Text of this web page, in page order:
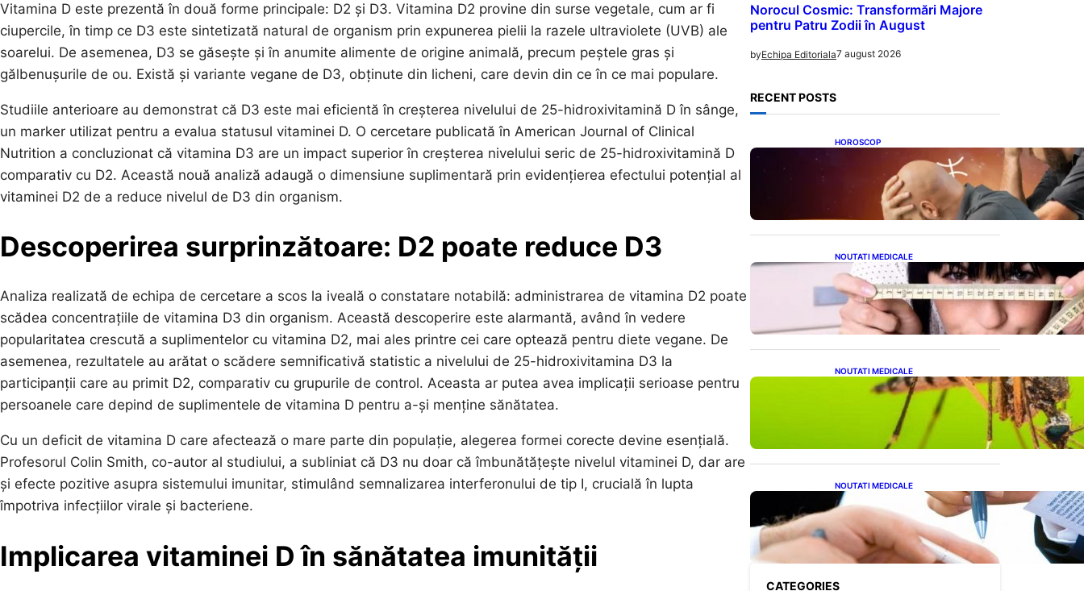
Vitamina D este prezentă în două forme principale: D2 și D3. Vitamina D2 provine din surse vegetale, cum ar fi
ciupercile, în timp ce D3 este sintetizată natural de organism prin expunerea pielii la razele ultraviolete (UVB) ale
soarelui. De asemenea, D3 se găsește și în anumite alimente de origine animală, precum peștele gras și
gălbenușurile de ou. Există și variante vegane de D3, obținute din licheni, care devin din ce în ce mai populare.
Studiile anterioare au demonstrat că D3 este mai eficientă în creșterea nivelului de 25-hidroxivitamină D în sânge,
un marker utilizat pentru a evalua statusul vitaminei D. O cercetare publicată în American Journal of Clinical
Nutrition a concluzionat că vitamina D3 are un impact superior în creșterea nivelului seric de 25-hidroxivitamină D
comparativ cu D2. Această nouă analiză adaugă o dimensiune suplimentară prin evidențierea efectului potențial al
vitaminei D2 de a reduce nivelul de D3 din organism.
Descoperirea surprinzătoare: D2 poate reduce D3
Analiza realizată de echipa de cercetare a scos la iveală o constatare notabilă: administrarea de vitamina D2 poate
scădea concentrațiile de vitamina D3 din organism. Această descoperire este alarmantă, având în vedere
popularitatea crescută a suplimentelor cu vitamina D2, mai ales printre cei care optează pentru diete vegane. De
asemenea, rezultatele au arătat o scădere semnificativă statistic a nivelului de 25-hidroxivitamina D3 la
participanții care au primit D2, comparativ cu grupurile de control. Aceasta ar putea avea implicații serioase pentru
persoanele care depind de suplimentele de vitamina D pentru a-și menține sănătatea.
Cu un deficit de vitamina D care afectează o mare parte din populație, alegerea formei corecte devine esențială.
Profesorul Colin Smith, co-autor al studiului, a subliniat că D3 nu doar că îmbunătățește nivelul vitaminei D, dar are
și efecte pozitive asupra sistemului imunitar, stimulând semnalizarea interferonului de tip I, crucială în lupta
împotriva infecțiilor virale și bacteriene.
Implicarea vitaminei D în sănătatea imunității
Norocul Cosmic: Transformări Majore
pentru Patru Zodii în August
byEchipa Editoriala7 august 2026
RECENT POSTS
HOROSCOP
Mituri și Realități: Ce Spun
Astrologii Despre Sufletele
Bătrâne și Lunile de Naștere
NOUTATI MEDICALE
Inovație Revoluționară în
Tratamentul Obezității:
Gastroplastie Endoscopică
fără Bisturiu
NOUTATI MEDICALE
Virusul West Nile: O
Amenințare Tot Mai
Aproape pentru România și
NOUTATI MEDICALE
Acordul României cu Banca
Mondială: O Analiză
Detaliată a Împrumutului și
Condițiilor Impuse
CATEGORIES